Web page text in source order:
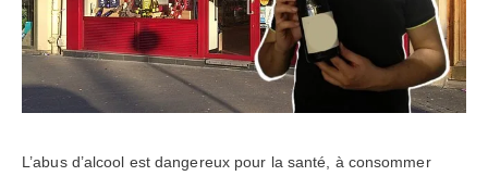
L’abus d’alcool est dangereux pour la santé, à consommer